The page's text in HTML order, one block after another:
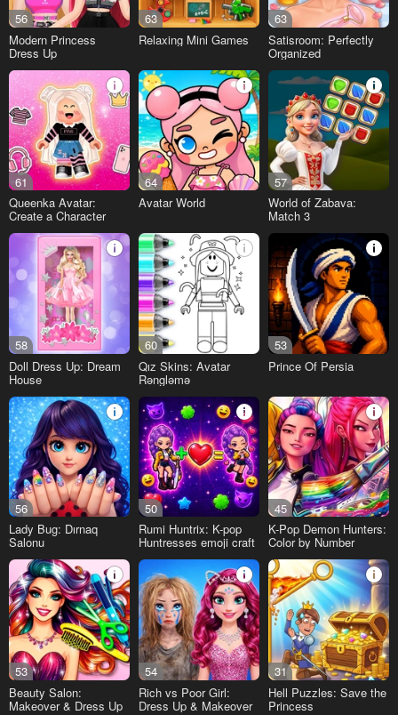
56
Modern Princess
Dress Up
63
Relaxing Mini Games
63
Satisroom: Perfectly
Organized
61
Queenka Avatar:
Create a Character
64
Avatar World
57
World of Zabava:
Match 3
58
Doll Dress Up: Dream
House
60
Qız Skins: Avatar
Rəngləmə
53
Prince Of Persia
56
Lady Bug: Dırnaq
Salonu
50
Rumi Huntrix: K-pop
Huntresses emoji craft
45
K-Pop Demon Hunters:
Color by Number
53
Beauty Salon:
Makeover & Dress Up
54
Rich vs Poor Girl:
Dress Up & Makeover
31
Hell Puzzles: Save the
Princess